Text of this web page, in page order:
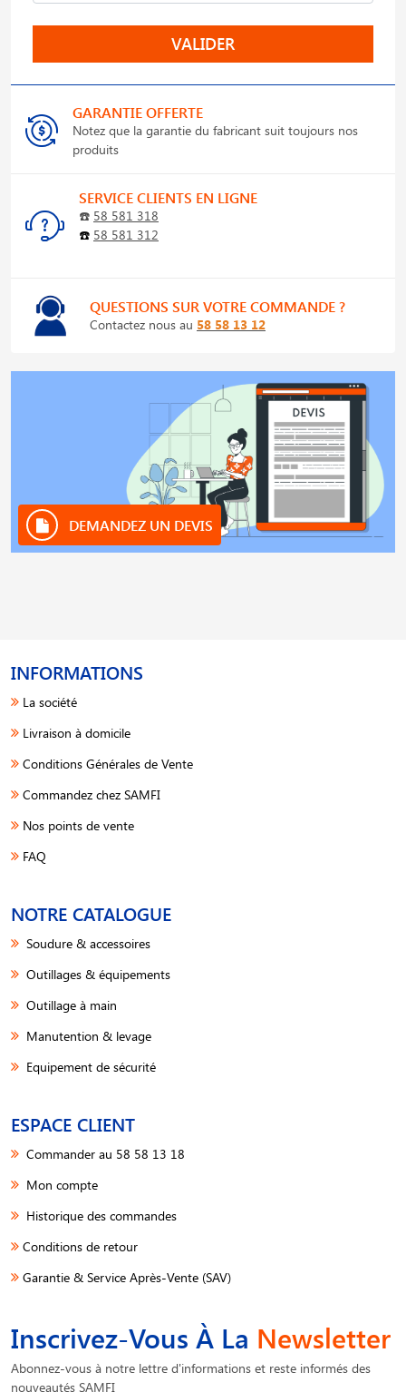
VALIDER
GARANTIE OFFERTE
Notez que la garantie du fabricant suit toujours nos
produits
SERVICE CLIENTS EN LIGNE
☎️ 58 581 318
☎️ 58 581 312
QUESTIONS SUR VOTRE COMMANDE ?
Contactez nous au 58 58 13 12
DEMANDEZ UN DEVIS
INFORMATIONS
La société
Livraison à domicile
Conditions Générales de Vente
Commandez chez SAMFI
Nos points de vente
FAQ
NOTRE CATALOGUE
Soudure & accessoires
Outillages & équipements
Outillage à main
Manutention & levage
Equipement de sécurité
ESPACE CLIENT
Commander au 58 58 13 18
Mon compte
Historique des commandes
Conditions de retour
Garantie & Service Après-Vente (SAV)
Inscrivez-Vous À La Newsletter
Abonnez-vous à notre lettre d'informations et reste informés des
nouveautés SAMFI